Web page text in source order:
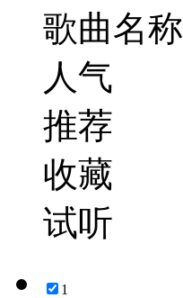
歌曲名称
人气
推荐
收藏
试听
1